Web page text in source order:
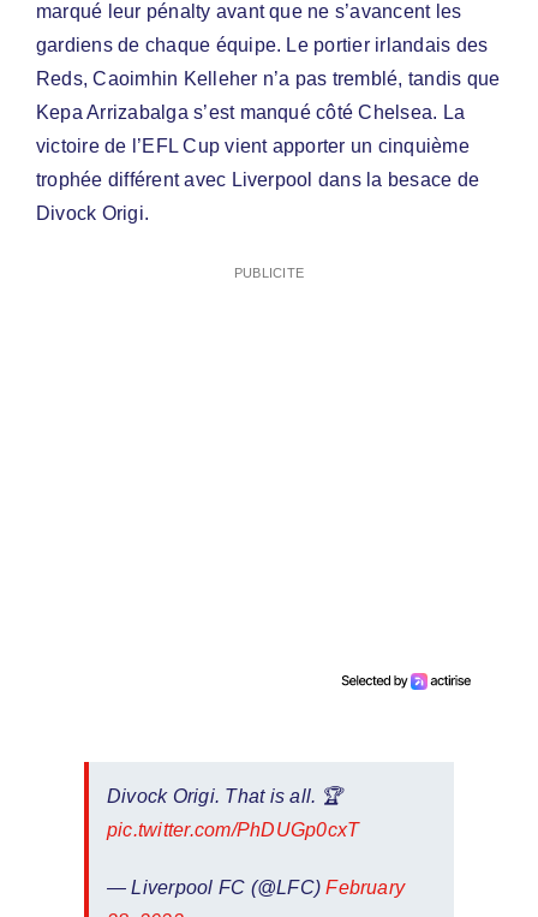
marqué leur pénalty avant que ne s’avancent les
gardiens de chaque équipe. Le portier irlandais des
Reds, Caoimhin Kelleher n’a pas tremblé, tandis que
Kepa Arrizabalga s’est manqué côté Chelsea. La
victoire de l’EFL Cup vient apporter un cinquième
trophée différent avec Liverpool dans la besace de
Divock Origi.
PUBLICITE
Divock Origi. That is all. 🏆
pic.twitter.com/PhDUGp0cxT
— Liverpool FC (@LFC)February